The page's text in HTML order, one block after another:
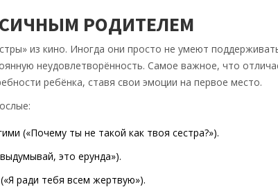
РОДИТЕЛЕМ
из кино. Иногда они просто не умеют
неудовлетворённость. Самое важное, что
ребёнка, ставя свои эмоции на первое место.
(«Почему ты не такой как твоя сестра?»).
это ерунда»).
ради тебя всем жертвую»).